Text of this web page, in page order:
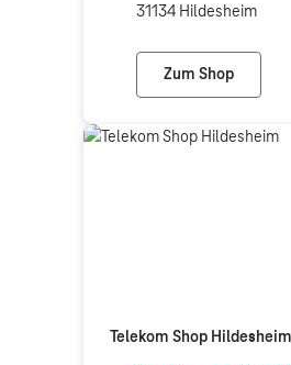
31134 Hildesheim
Zum Shop
ELNA
Telekom Shop Hildesheim